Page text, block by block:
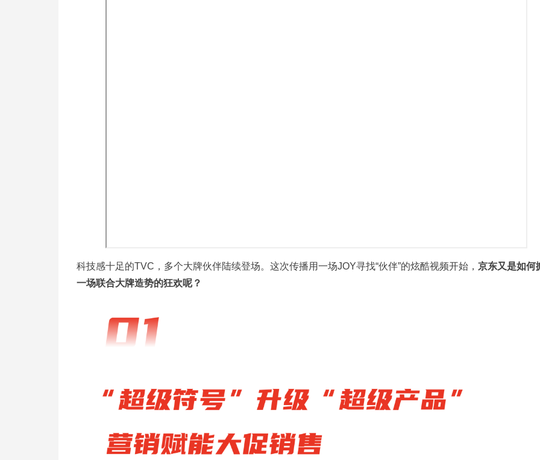
科技感十足的TVC，多个大牌伙伴陆续登场。这次传播用一场JOY寻找“伙伴”的炫酷视频开始， 京东又是如何
一场联合大牌造势的狂欢呢？